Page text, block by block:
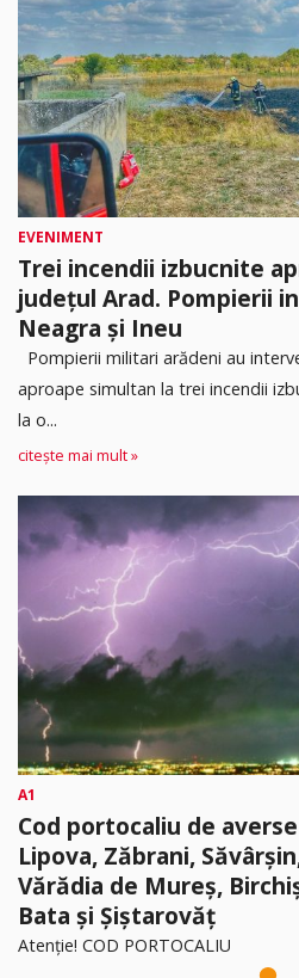
EVENIMENT
Trei incendii izbucnite
județul Arad. Pompierii
Neagra și Ineu
Pompierii militari arădeni au
aproape simultan la trei incendii
la o...
citește mai mult »
A1
Cod portocaliu de
Lipova, Zăbrani,
Vărădia de Mureș,
Bata și Șiștarovăț
Atenție! COD PORTOCALIU